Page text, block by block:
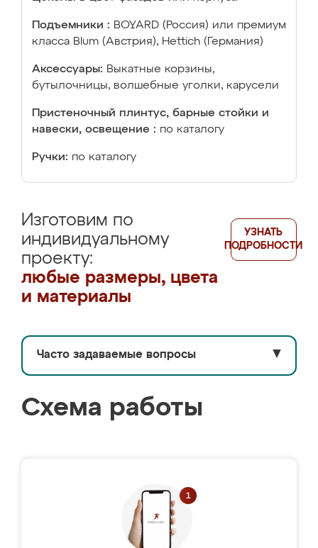
Подъемники : BOYARD (Россия) или премиум
класса Blum (Австрия), Hettich (Германия)
Аксессуары: Выкатные корзины,
бутылочницы, волшебные уголки, карусели
Пристеночный плинтус, барные стойки и
навески, освещение : по каталогу
Ручки: по каталогу
Изготовим по
индивидуальному
проекту:
любые размеры, цвета
и материалы
УЗНАТЬ
ПОДРОБНОСТИ
Часто задаваемые вопросы ▼
Схема работы